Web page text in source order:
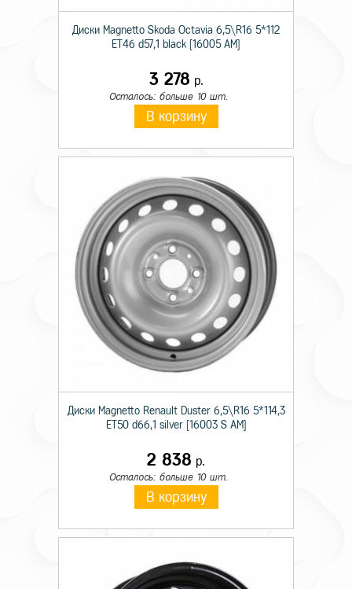
Диски Magnetto Skoda Octavia 6,5\R16 5*112
ET46 d57,1 black [16005 AM]
3 278 р.
Осталось: больше 10 шт.
В корзину
Диски Magnetto Renault Duster 6,5\R16 5*114,3
ET50 d66,1 silver [16003 S AM]
2 838 р.
Осталось: больше 10 шт.
В корзину